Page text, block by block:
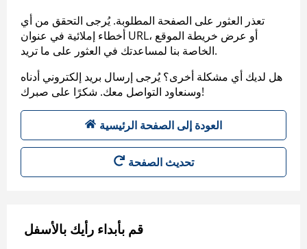
تعذر العثور على الصفحة المطلوبة. يُرجى التحقق من أي
أخطاء إملائية في عنوان URL، أو عرض خريطة الموقع
الخاصة بنا لمساعدتك في العثور على ما تريد.
هل لديك أي مشكلة أخرى؟ يُرجى إرسال بريد إلكتروني أدناه
وسنعاود التواصل معك. شكرًا على صبرك!
العودة إلى الصفحة الرئيسية
تحديث الصفحة
قم بأبداء رأيك بالأسفل